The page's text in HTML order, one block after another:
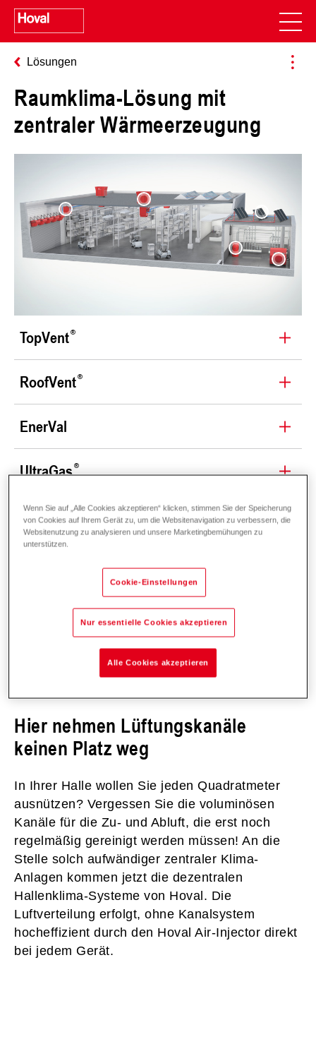
Lösungen
Raumklima-Lösung mit
zentraler Wärmeerzeugung
TopVent
RoofVent
EnerVal
UltraGas
UltraSol 2
Kurzbeschreibung
Video
Hier nehmen Lüftungskanäle
keinen Platz weg
In Ihrer Halle wollen Sie jeden Quadratmeter
ausnützen? Vergessen Sie die voluminösen
Kanäle für die Zu- und Abluft, die erst noch
regelmäßig gereinigt werden müssen! An die
Stelle solch aufwändiger zentraler Klima-
Anlagen kommen jetzt die dezentralen
Hallenklima-Systeme von Hoval. Die
Luftverteilung erfolgt, ohne Kanalsystem
hocheffizient durch den Hoval Air-Injector direkt
bei jedem Gerät.
Wenn Sie auf „Alle Cookies akzeptieren“ klicken, stimmen Sie der Speicherung
von Cookies auf Ihrem Gerät zu, um die Websitenavigation zu verbessern, die
Websitenutzung zu analysieren und unsere Marketingbemühungen zu
unterstützen.
Cookie-Einstellungen
Nur essentielle Cookies akzeptieren
Alle Cookies akzeptieren